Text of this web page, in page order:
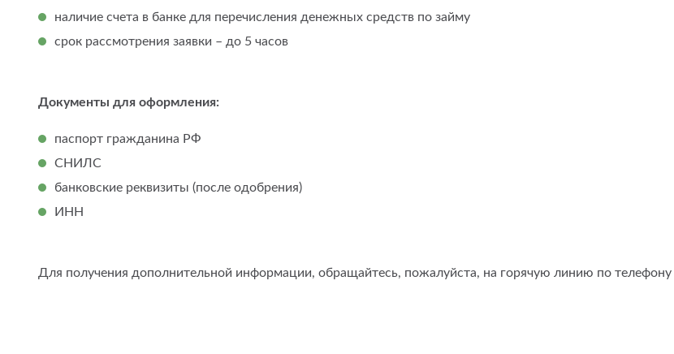
наличие счета в банке для перечисления денежных средств по займу
срок рассмотрения заявки – до 5 часов
Документы для оформления:
паспорт гражданина РФ
СНИЛС
банковские реквизиты (после одобрения)
ИНН
Для получения дополнительной информации, обращайтесь, пожалуйста, на горячую линию по телефону